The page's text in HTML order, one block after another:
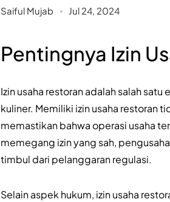
Saiful Mujab Jul 24, 2024
Pentingnya Izin
Izin usaha restoran adalah salah
kuliner. Memiliki izin usaha restoran
memastikan bahwa operasi usaha
memegang izin yang sah,
timbul dari pelanggaran regulasi.
Selain aspek hukum, izin usaha